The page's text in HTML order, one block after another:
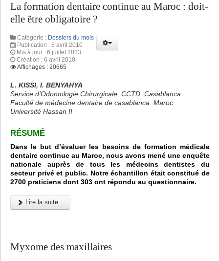
La formation dentaire continue au Maroc : doit-
elle être obligatoire ?
Catégorie : Dossiers du mois
Publication : 6 avril 2010
Mis à jour : 6 juillet 2023
Création : 6 avril 2010
Affichages : 20665
L. KISSI, I. BENYAHYA
Service d’Odontologie Chirurgicale, CCTD, Casablanca
Faculté de médecine dentaire de casablanca. Maroc
Université Hassan II
RÉSUMÉ
Dans le but d’évaluer les besoins de formation médicale
dentaire continue au Maroc, nous avons mené une enquête
nationale auprès de tous les médecins dentistes du
secteur privé et public. Notre échantillon était constitué de
2700 praticiens dont 303 ont répondu au questionnaire.
Lire la suite...
Myxome des maxillaires